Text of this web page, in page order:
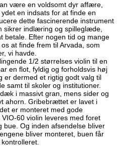
være en voldsomt dyr affære,
en indsats for at finde en
dette fascinerende instrument
sikrer indlæring og spilleglæde,
betale. Efter nogen tid og mange
at finde frem til Arvada, som
vi havde.
1/2 størrelses violin til en
en flot, fyldig og forholdsvis høj
er dermed et rigtig godt valg til
samt til skoler og institutioner.
i massivt gran, mens sider og
ahorn. Gribebrættet er lavet i
er monteret med gode
60 violin leveres med foret
bue. Og inden afsendelse bliver
bliver monteret, buen får